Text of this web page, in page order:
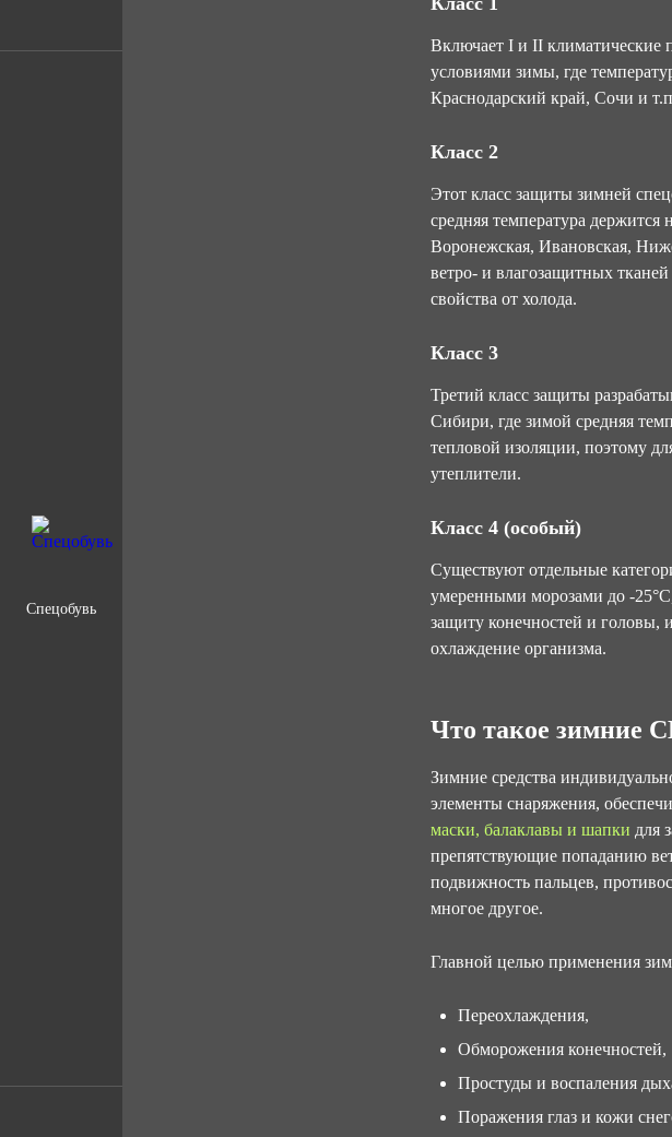
Спецобувь
Включает I и II климатические
условиями зимы, где
Краснодарский край, Сочи и
Класс 2
Этот класс защиты зимней
средняя температура
Воронежская, Ивановская,
ветро- и влагозащитных
свойства от холода.
Класс 3
Третий класс защиты
Сибири, где зимой средняя
тепловой изоляции, поэтому
утеплители.
Класс 4 (особый)
Существуют отдельные
умеренными морозами до -
защиту конечностей и головы,
охлаждение организма.
Что такое зимние
Зимние средства
элементы снаряжения,
маски, балаклавы и шапки для
препятствующие попаданию
подвижность пальцев,
многое другое.
Главной целью применения
Переохлаждения,
Обморожения конечностей,
Простуды и воспаления
Поражения глаз и кожи